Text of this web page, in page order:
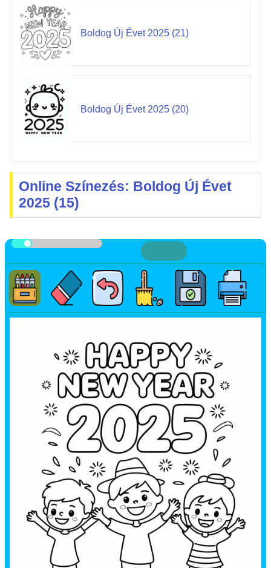
Boldog Új Évet 2025 (21)
Boldog Új Évet 2025 (20)
Online Színezés: Boldog Új Évet
2025 (15)